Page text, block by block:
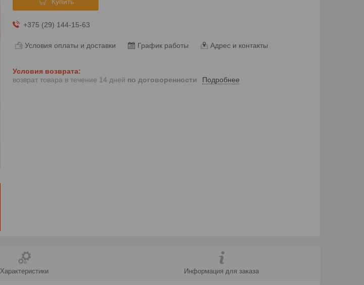
+375 (29) 144-15-63
Условия оплаты и доставки График работы Адрес и контакты
возврат товара в течение 14 дней по договоренности Подробнее
Характеристики Информация для заказа